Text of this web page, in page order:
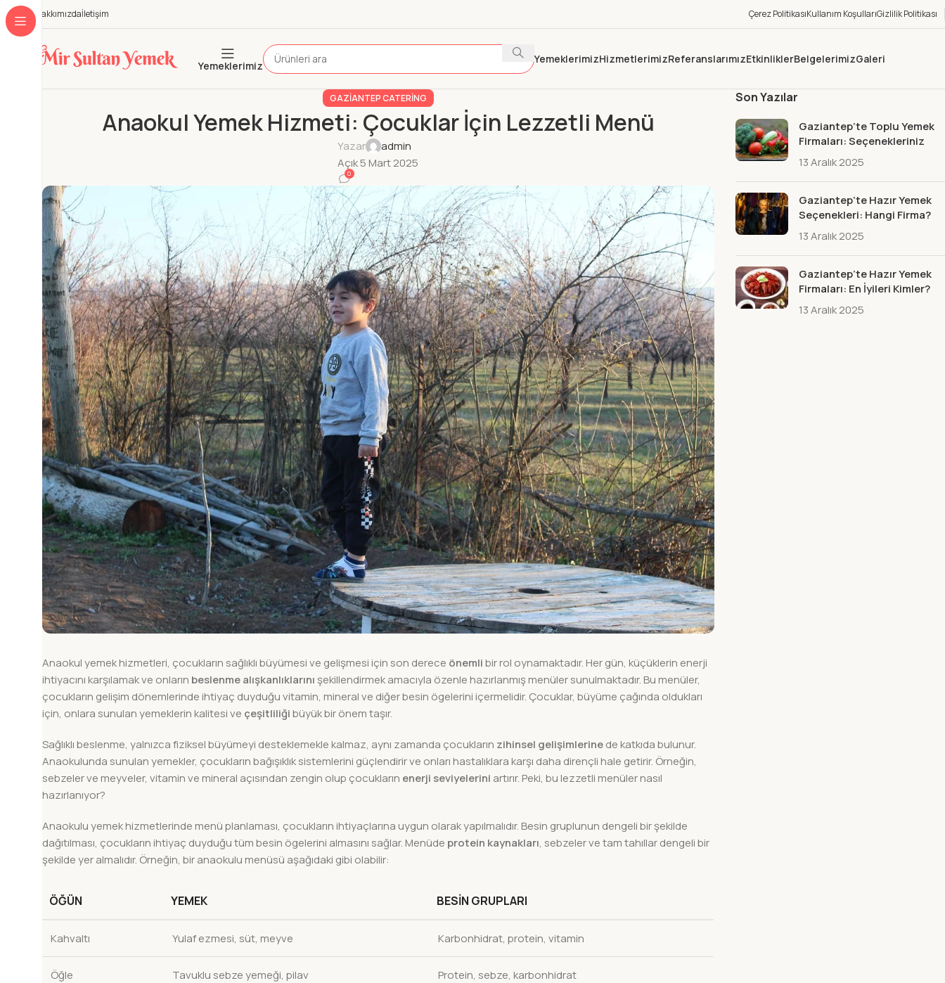
Hakkımızdaİletişim Çerez PolitikasıKullanım KoşullarıGizlilik Politikası
Yemeklerimiz
YemeklerimizHizmetlerimizReferanslarımızEtkinliklerBelgelerimizGaleri
GAZIANTEP CATERING
Anaokul Yemek Hizmeti: Çocuklar İçin Lezzetli Menü
Yazar
admin
Açık 5 Mart 2025
0
Anaokul yemek hizmetleri, çocukların sağlıklı büyümesi ve gelişmesi için son derece önemlibir rol oynamaktadır. Her gün, küçüklerin enerji
ihtiyacını karşılamak ve onların beslenme alışkanlıklarını şekillendirmek amacıyla özenle hazırlanmış menüler sunulmaktadır. Bu menüler,
çocukların gelişim dönemlerinde ihtiyaç duyduğu vitamin, mineral ve diğer besin ögelerini içermelidir. Çocuklar, büyüme çağında oldukları
için, onlara sunulan yemeklerin kalitesi ve çeşitliliğibüyük bir önem taşır.
Sağlıklı beslenme, yalnızca fiziksel büyümeyi desteklemekle kalmaz, aynı zamanda çocukların zihinsel gelişimlerinede katkıda bulunur.
Anaokulunda sunulan yemekler, çocukların bağışıklık sistemlerini güçlendirir ve onları hastalıklara karşı daha dirençli hale getirir. Örneğin,
sebzeler ve meyveler, vitamin ve mineral açısından zengin olup çocukların enerji seviyelerini artırır. Peki, bu lezzetli menüler nasıl
hazırlanıyor?
Anaokulu yemek hizmetlerinde menü planlaması, çocukların ihtiyaçlarına uygun olarak yapılmalıdır. Besin gruplunun dengeli bir şekilde
dağıtılması, çocukların ihtiyaç duyduğu tüm besin ögelerini almasını sağlar. Menüde protein kaynakları, sebzeler ve tam tahıllar dengeli bir
şekilde yer almalıdır. Örneğin, bir anaokulu menüsü aşağıdaki gibi olabilir:
ÖĞÜN YEMEK BESIN GRUPLARI
Kahvaltı Yulaf ezmesi, süt, meyve Karbonhidrat, protein, vitamin
Öğle Tavuklu sebze yemeği, pilav Protein, sebze, karbonhidrat
Son Yazılar
Gaziantep’te Toplu Yemek
Firmaları: Seçenekleriniz
13 Aralık 2025
Gaziantep’te Hazır Yemek
Seçenekleri: Hangi Firma?
13 Aralık 2025
Gaziantep’te Hazır Yemek
Firmaları: En İyileri Kimler?
13 Aralık 2025